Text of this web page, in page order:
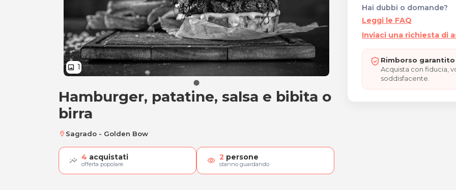
image 1
Hamburger, patatine, salsa e bibita o birra
Hamburger, patatine, salsa e bibita o
birra
location_on Sagrado - Golden Bow
4 acquistati
offerta popolare visibility 2 persone
stanno guardando
Hai dubbi o domande?
Leggi le FAQ
Inviaci una richiesta di
Rimborso
Acquista con fiducia,
soddisfacente.